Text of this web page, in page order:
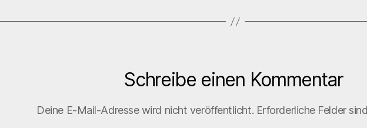
Schreibe einen Kommentar
Deine E-Mail-Adresse wird nicht veröffentlicht. Erforderliche Felder